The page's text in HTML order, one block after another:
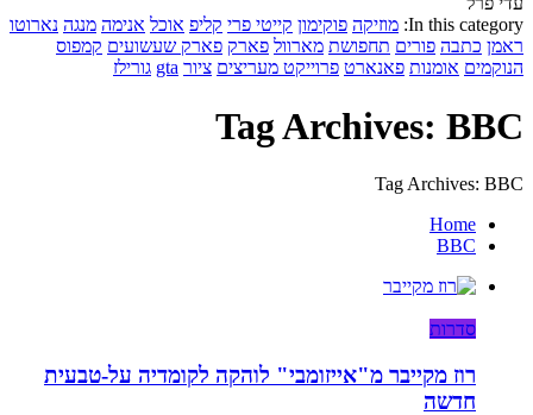
In this category: מוזיקה פוקימון קייטי פרי קליפ אוכל אנימה מנגה נארוטו
ראמן כתבה פורים תחפושת מארוול פארק פארק שעשועים קמפוס
הנוקמים אומנות פאנארט פרוייקט מעריצים ציור gta גורילז
Tag Archives: BBC
Tag Archives: BBC
Home
BBC
סדרות
רוז מקייבר מ"אייזומבי" לוהקה לקומדיה על-טבעית
חדשה